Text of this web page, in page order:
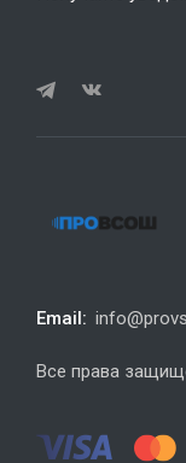
Email:
Все права